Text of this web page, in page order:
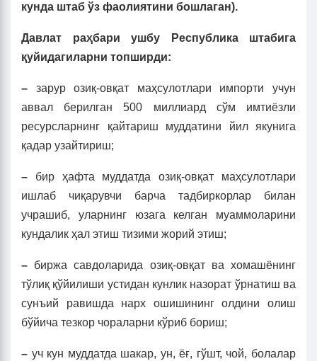
кунда штаб ўз фаолиятини бошлаган).
Давлат раҳбари ушбу Республика штабига
қуйидагиларни топширди:
– зарур озиқ-овқат маҳсулотлари импорти учун
аввал берилган 500 миллиард сўм имтиёзли
ресурсларнинг қайтариш муддатини йил якунига
қадар узайтириш;
– бир ҳафта муддатда озиқ-овқат маҳсулотлари
ишлаб чиқарувчи барча тадбиркорлар билан
учрашиб, уларнинг юзага келган муаммоларини
кундалик ҳал этиш тизими жорий этиш;
– биржа савдоларида озиқ-овқат ва хомашёнинг
тўлиқ қўйилиши устидан кунлик назорат ўрнатиш ва
сунъий равишда нарх ошишининг олдини олиш
бўйича тезкор чораларни кўриб бориш;
– уч кун муддатда шакар, ун, ёғ, гўшт, чой, болалар